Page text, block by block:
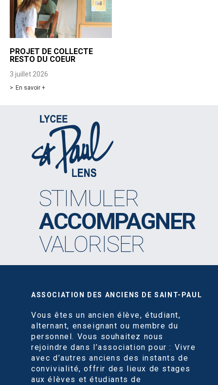
PROJET DE COLLECTE
RESTO DU COEUR
3 juillet 2026
En savoir +
STIMULER
ACCOMPAGNER
VALORISER
ASSOCIATION DES ANCIENS DE SAINT-PAUL
Vous êtes un ancien élève, étudiant,
alternant, enseignant ou membre du
personnel. Vous souhaitez nous
rejoindre dans l’association pour : Vivre
avec d’autres anciens des instants de
convivialité, offrir des lieux de stages
aux élèves et étudiants de